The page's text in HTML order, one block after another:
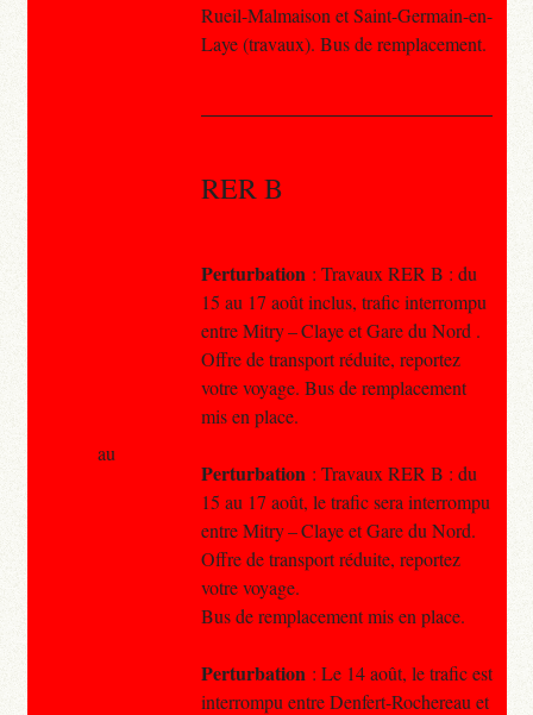
Rueil-Malmaison et Saint-Germain-en-
Laye (travaux). Bus de remplacement.
RER B
Perturbation : Travaux RER B : du
15 au 17 août inclus, trafic interrompu
entre Mitry – Claye et Gare du Nord .
Offre de transport réduite, reportez
votre voyage. Bus de remplacement
mis en place.
Perturbation : Travaux RER B : du
15 au 17 août, le trafic sera interrompu
entre Mitry – Claye et Gare du Nord.
Offre de transport réduite, reportez
votre voyage.
Bus de remplacement mis en place.
Perturbation : Le 14 août, le trafic est
interrompu entre Denfert-Rochereau et
au